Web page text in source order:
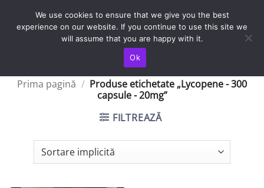
LUCRATOARE
Prima pagină / Produse etichetate „Lycopene - 300
capsule - 20mg”
FILTREAZĂ
We use cookies to ensure that we give you the best
experience on our website. If you continue to use this site we
will assume that you are happy with it.
Ok